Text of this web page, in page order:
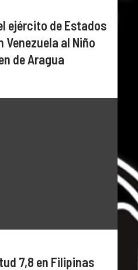
ejército de Estados
Venezuela al Niño
de Aragua
7,8 en Filipinas